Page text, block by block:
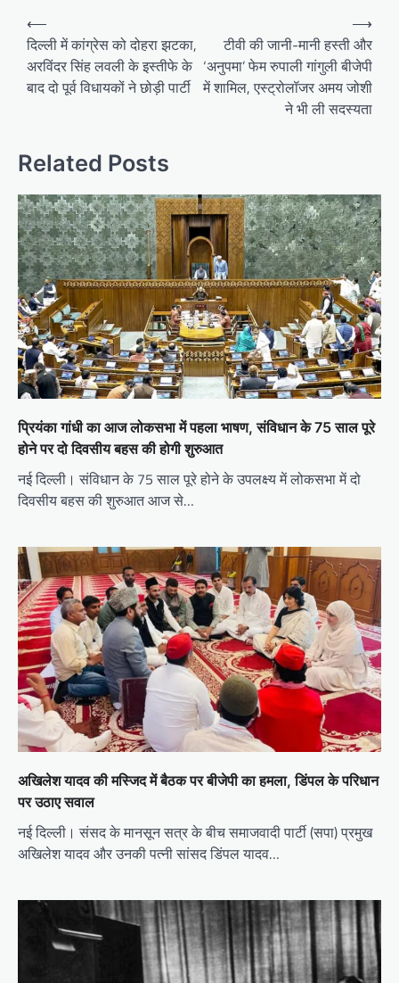
Post
navigation
⟵
दिल्ली में कांग्रेस को दोहरा झटका,
अरविंदर सिंह लवली के इस्तीफे के
बाद दो पूर्व विधायकों ने छोड़ी पार्टी
टीवी की जानी-मानी हस्ती और
‘अनुपमा’ फेम रुपाली गांगुली बीजेपी
में शामिल, एस्ट्रोलॉजर अमय जोशी
ने भी ली सदस्यता
⟶
Related Posts
प्रियंका गांधी का आज लोकसभा में पहला भाषण, संविधान के 75 साल पूरे
होने पर दो दिवसीय बहस की होगी शुरुआत
नई दिल्ली। संविधान के 75 साल पूरे होने के उपलक्ष्य में लोकसभा में दो
दिवसीय बहस की शुरुआत आज से…
अखिलेश यादव की मस्जिद में बैठक पर बीजेपी का हमला, डिंपल के परिधान
पर उठाए सवाल
नई दिल्ली। संसद के मानसून सत्र के बीच समाजवादी पार्टी (सपा) प्रमुख
अखिलेश यादव और उनकी पत्नी सांसद डिंपल यादव…